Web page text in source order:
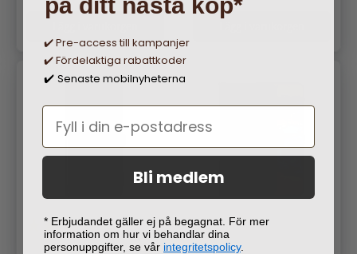
1
✔️ Pre-access till kampanjer
✔️ Fördelaktiga rabattkoder
✔️ Senaste mobilnyheterna
Bli medlem
* Erbjudandet gäller ej på begagnat. För mer
information om hur vi behandlar dina
personuppgifter, se vår integritetspolicy.